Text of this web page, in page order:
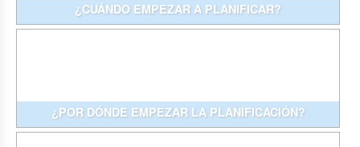
¿CUÁNDO EMPEZAR A PLANIFICAR?
¿POR DÓNDE EMPEZAR LA PLANIFICACIÓN?